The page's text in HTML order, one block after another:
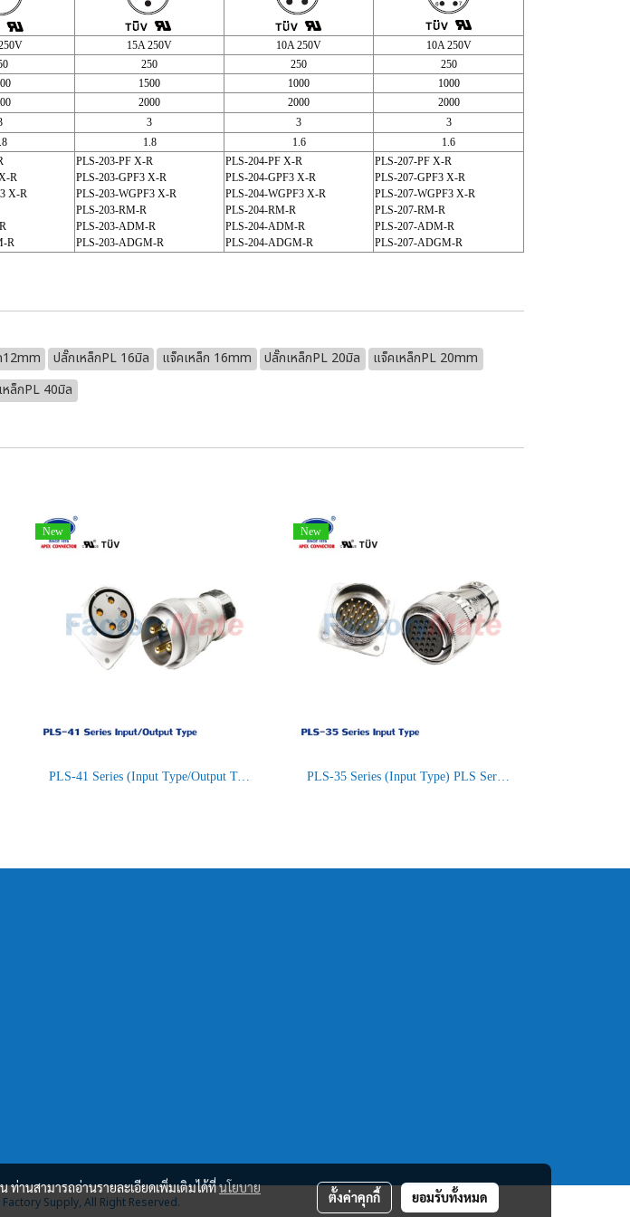
15A 250V 10A 250V
10A 250V
250 250
250
1500 1000
1000
2000 2000
2000
3 3
3
1.8 1.6 1.6
R
X-R
R
PLS-203-PF X-R
PLS-203-GPF3 X-R
PLS-203-WGPF3 X-R
PLS-203-RM-R
PLS-203-ADM-R
PLS-203-ADGM-R
PLS-204-PF X-R
PLS-204-GPF3 X-R
PLS-204-WGPF3 X-R
PLS-204-RM-R
PLS-204-ADM-R
PLS-204-ADGM-R
PLS-207-PF X-R
PLS-207-GPF3 X-R
PLS-207-WGPF3 X-R
PLS-207-RM-R
PLS-207-ADM-R
PLS-207-ADGM-R
12mm ปลั๊กเหล็กPL 16มิล แจ็คเหล็ก 16mm ปลั๊กเหล็กPL 20มิล
แจ็คเหล็กPL 20mm
หล็กPL 40มิล
New
PLS-41 Series (Input Type/Output Type) PLS Series Square Connectors
New
PLS-35 Series (Input Type) PLS Series Square Connectors
Supply, All Right Reserved.
ท่านสามารถอ่านรายละเอียดเพิ่มเติมได้ที่นโยบาย
ตั้งค่าคุกกี้ ยอมรับทั้งหมด